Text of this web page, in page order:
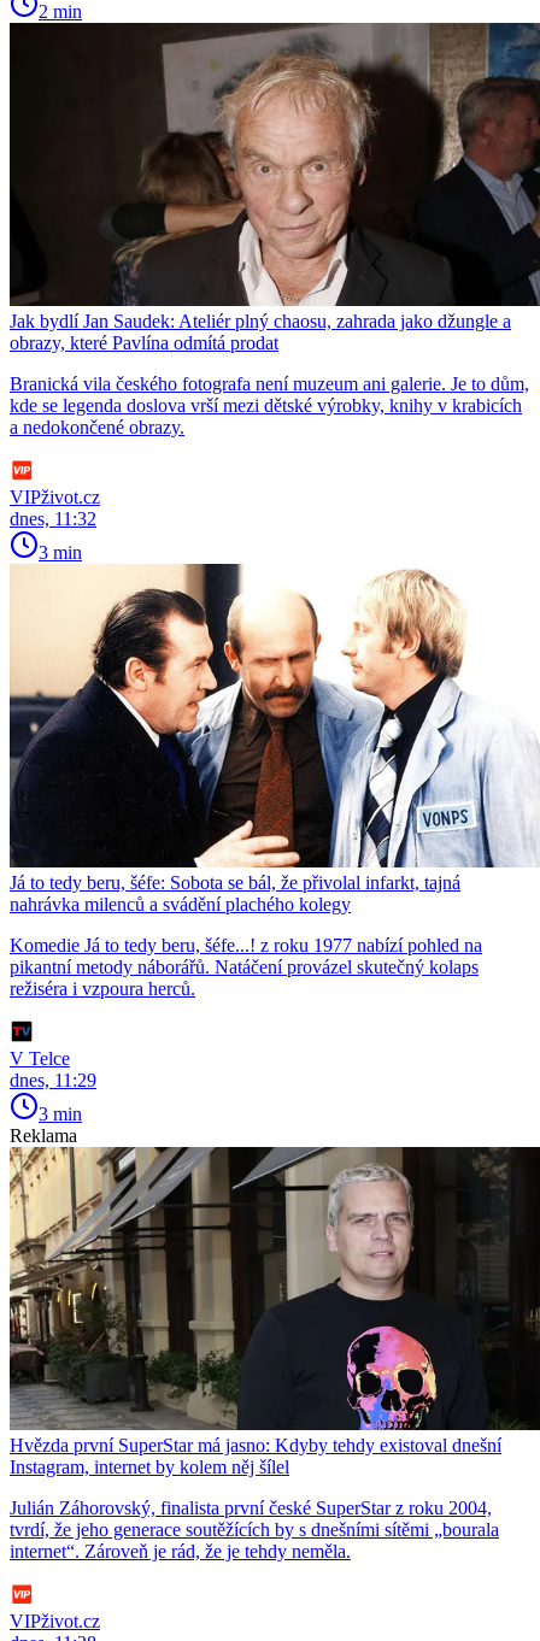
2 min
Jak bydlí Jan Saudek: Ateliér plný chaosu, zahrada jako džungle a
obrazy, které Pavlína odmítá prodat
Branická vila českého fotografa není muzeum ani galerie. Je to dům,
kde se legenda doslova vrší mezi dětské výrobky, knihy v krabicích
a nedokončené obrazy.
VIPživot.cz
dnes, 11:32
3 min
Já to tedy beru, šéfe: Sobota se bál, že přivolal infarkt, tajná
nahrávka milenců a svádění plachého kolegy
Komedie Já to tedy beru, šéfe...! z roku 1977 nabízí pohled na
pikantní metody náborářů. Natáčení provázel skutečný kolaps
režiséra i vzpoura herců.
V Telce
dnes, 11:29
3 min
Reklama
Hvězda první SuperStar má jasno: Kdyby tehdy existoval dnešní
Instagram, internet by kolem něj šílel
Julián Záhorovský, finalista první české SuperStar z roku 2004,
tvrdí, že jeho generace soutěžících by s dnešními sítěmi „bourala
internet“. Zároveň je rád, že je tehdy neměla.
VIPživot.cz